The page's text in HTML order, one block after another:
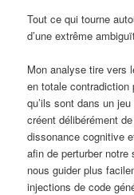
Tout ce qui tourne
d’une extrême
Mon analyse tire vers
en totale
qu’ils sont dans un
créent délibérément
dissonance cognitive
afin de perturber
nous guider plus
injections de code